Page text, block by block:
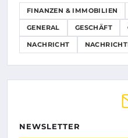
FINANZEN & IMMOBILIEN
GENERAL GESCHÄFT
NACHRICHT
NEWSLETTER